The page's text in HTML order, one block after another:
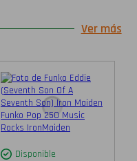
Ver más
Disponible